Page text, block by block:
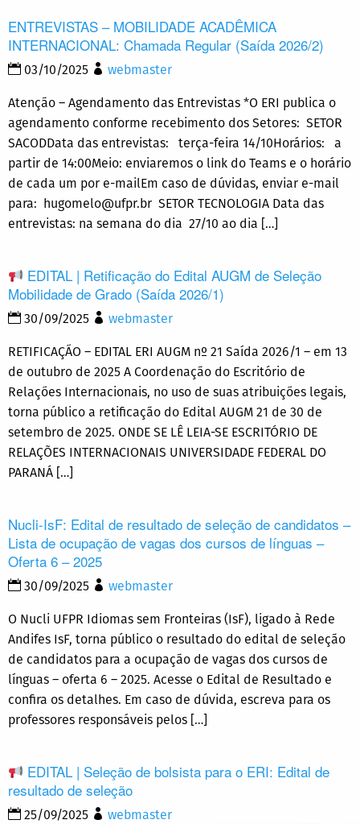
ENTREVISTAS – MOBILIDADE ACADÊMICA
INTERNACIONAL: Chamada Regular (Saída 2026/2)
03/10/2025 webmaster
Atenção – Agendamento das Entrevistas *O ERI publica o
agendamento conforme recebimento dos Setores: SETOR
SACODData das entrevistas: terça-feira 14/10Horários: a
partir de 14:00Meio: enviaremos o link do Teams e o horário
de cada um por e-mailEm caso de dúvidas, enviar e-mail
para: hugomelo@ufpr.br SETOR TECNOLOGIA Data das
entrevistas: na semana do dia 27/10 ao dia […]
EDITAL | Retificação do Edital AUGM de Seleção
Mobilidade de Grado (Saída 2026/1)
30/09/2025 webmaster
RETIFICAÇÃO – EDITAL ERI AUGM nº 21 Saída 2026/1 – em 13
de outubro de 2025 A Coordenação do Escritório de
Relações Internacionais, no uso de suas atribuições legais,
torna público a retificação do Edital AUGM 21 de 30 de
setembro de 2025. ONDE SE LÊ LEIA-SE ESCRITÓRIO DE
RELAÇÕES INTERNACIONAIS UNIVERSIDADE FEDERAL DO
PARANÁ […]
Nucli-IsF: Edital de resultado de seleção de candidatos –
Lista de ocupação de vagas dos cursos de línguas –
Oferta 6 – 2025
30/09/2025 webmaster
O Nucli UFPR Idiomas sem Fronteiras (IsF), ligado à Rede
Andifes IsF, torna público o resultado do edital de seleção
de candidatos para a ocupação de vagas dos cursos de
línguas – oferta 6 – 2025. Acesse o Edital de Resultado e
confira os detalhes. Em caso de dúvida, escreva para os
professores responsáveis pelos […]
EDITAL | Seleção de bolsista para o ERI: Edital de
resultado de seleção
25/09/2025 webmaster